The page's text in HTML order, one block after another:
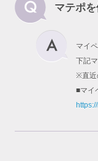
マテポ
マイ
下記
※直近
■マイ